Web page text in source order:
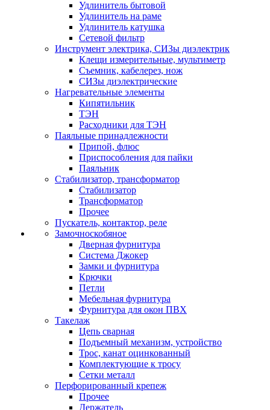
Удлинитель бытовой
Удлинитель на раме
Удлинитель катушка
Сетевой фильтр
Инструмент электрика, СИЗы диэлектрик
Клещи измерительные, мультиметр
Съемник, кабелерез, нож
СИЗы диэлектрические
Нагревательные элементы
Кипятильник
ТЭН
Расходники для ТЭН
Паяльные принадлежности
Припой, флюс
Приспособления для пайки
Паяльник
Стабилизатор, трансформатор
Стабилизатор
Трансформатор
Прочее
Пускатель, контактор, реле
Замочноскобяное
Дверная фурнитура
Система Джокер
Замки и фурнитура
Крючки
Петли
Мебельная фурнитура
Фурнитура для окон ПВХ
Такелаж
Цепь сварная
Подъемный механизм, устройство
Трос, канат оцинкованный
Комплектующие к тросу
Сетки металл
Перфорированный крепеж
Прочее
Держатель